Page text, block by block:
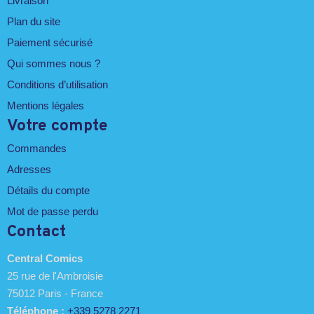
Plan du site
Paiement sécurisé
Qui sommes nous ?
Conditions d’utilisation
Mentions légales
Votre compte
Commandes
Adresses
Détails du compte
Mot de passe perdu
Contact
Central Comics
25 rue de l'Ambroisie
75012 Paris - France
Téléphone : +339 5278 2271